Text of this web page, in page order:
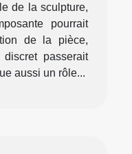
de la sculpture,
pourrait
de la pièce,
passerait
aussi un rôle...